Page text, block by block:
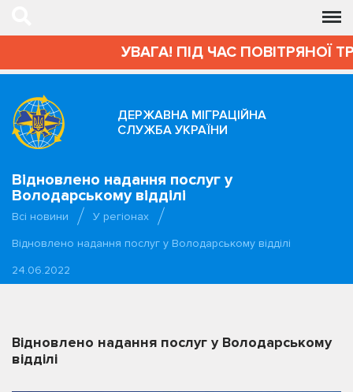
УВАГА! ПІД ЧАС ПОВІТРЯНОЇ
ДЕРЖАВНА МІГРАЦІЙНА
СЛУЖБА УКРАЇНИ
Відновлено надання послуг у
Володарському відділі
Всі новини
У регіонах
Відновлено надання послуг у Володарському відділі
24.06.2022
Відновлено надання послуг у Володарському
відділі